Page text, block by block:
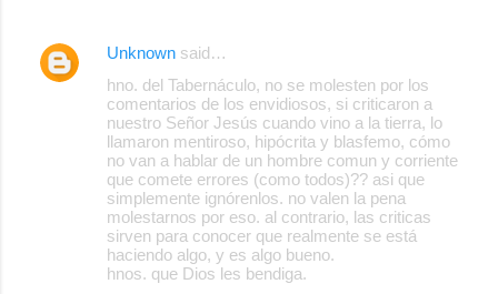
Unknown said…
hno. del Tabernáculo, no se molesten por los
comentarios de los envidiosos, si criticaron a
nuestro Señor Jesús cuando vino a la tierra, lo
llamaron mentiroso, hipócrita y blasfemo, cómo
no van a hablar de un hombre comun y corriente
que comete errores (como todos)?? asi que
simplemente ignórenlos. no valen la pena
molestarnos por eso. al contrario, las criticas
sirven para conocer que realmente se está
haciendo algo, y es algo bueno.
hnos. que Dios les bendiga.